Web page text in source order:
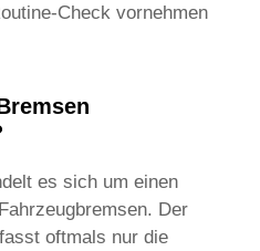
Check vornehmen
es sich um einen
Der
oftmals nur die